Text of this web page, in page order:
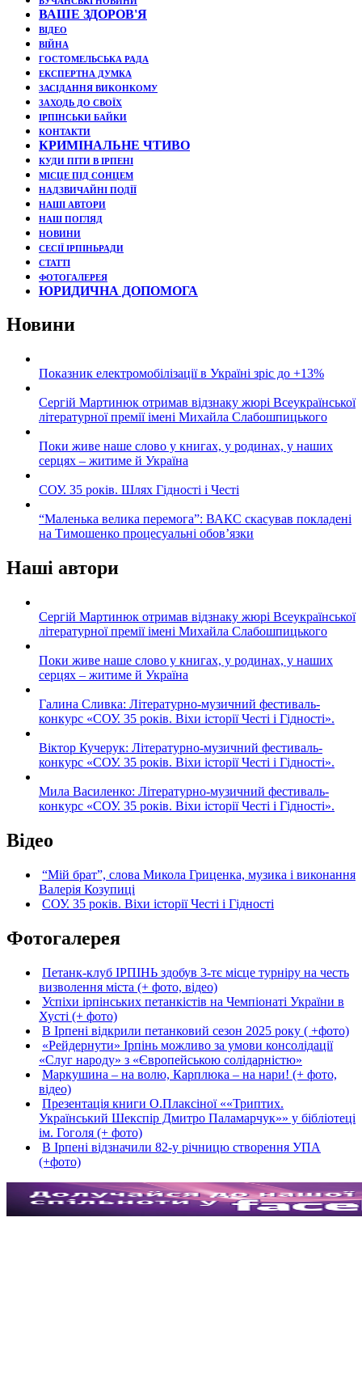
ВАШЕ ЗДОРОВ'Я
ВІДЕО
ВІЙНА
ГОСТОМЕЛЬСЬКА РАДА
ЕКСПЕРТНА ДУМКА
ЗАСІДАННЯ ВИКОНКОМУ
ЗАХОДЬ ДО СВОЇХ
ІРПІНСЬКИ БАЙКИ
КОНТАКТИ
КРИМІНАЛЬНЕ ЧТИВО
КУДИ ПІТИ В ІРПЕНІ
МІСЦЕ ПІД СОНЦЕМ
НАДЗВИЧАЙНІ ПОДЇЇ
НАШІ АВТОРИ
НАШ ПОГЛЯД
НОВИНИ
СЕСІЇ ІРПІНЬРАДИ
СТАТТІ
ФОТОГАЛЕРЕЯ
ЮРИДИЧНА ДОПОМОГА
Новини
Показник електромобілізації в Україні зріс до +13%
Сергій Мартинюк отримав відзнаку жюрі Всеукраїнської
літературної премії імені Михайла Слабошпицького
Поки живе наше слово у книгах, у родинах, у наших
серцях – житиме й Україна
СОУ. 35 років. Шлях Гідності і Честі
“Маленька велика перемога”: ВАКС скасував покладені
на Тимошенко процесуальні обов’язки
Наші автори
Сергій Мартинюк отримав відзнаку жюрі Всеукраїнської
літературної премії імені Михайла Слабошпицького
Поки живе наше слово у книгах, у родинах, у наших
серцях – житиме й Україна
Галина Сливка: Літературно-музичний фестиваль-
конкурс «СОУ. 35 років. Віхи історії Честі і Гідності».
Віктор Кучерук: Літературно-музичний фестиваль-
конкурс «СОУ. 35 років. Віхи історії Честі і Гідності».
Мила Василенко: Літературно-музичний фестиваль-
конкурс «СОУ. 35 років. Віхи історії Честі і Гідності».
Відео
“Мій брат”, слова Микола Гриценка, музика і виконання
Валерія Козупиці
СОУ. 35 років. Віхи історії Честі і Гідності
Фотогалерея
Петанк-клуб ІРПІНЬ здобув 3-тє місце турніру на честь
визволення міста (+ фото, відео)
Успіхи ірпінських петанкістів на Чемпіонаті України в
Хусті (+ фото)
В Ірпені відкрили петанковий сезон 2025 року ( +фото)
«Рейдернути» Ірпінь можливо за умови консолідації
«Слуг народу» з «Європейською солідарністю»
Маркушина – на волю, Карплюка – на нари! (+ фото,
відео)
Презентація книги О.Плаксіної ««Триптих.
Український Шекспір Дмитро Паламарчук»» у бібліотеці
ім. Гоголя (+ фото)
В Ірпені відзначили 82-у річницю створення УПА
(+фото)